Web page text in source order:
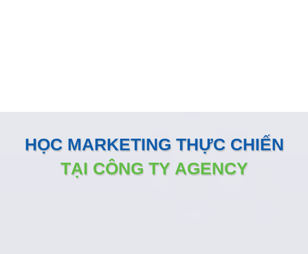
HỌC MARKETING THỰC CHIẾN
TẠI CÔNG TY AGENCY